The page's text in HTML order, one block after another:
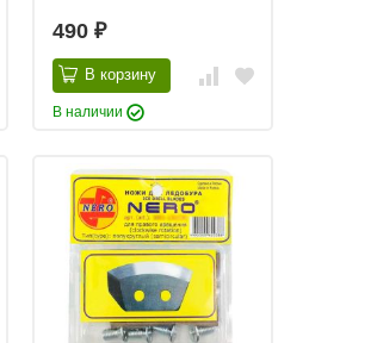
490 ₽
В корзину
В наличии